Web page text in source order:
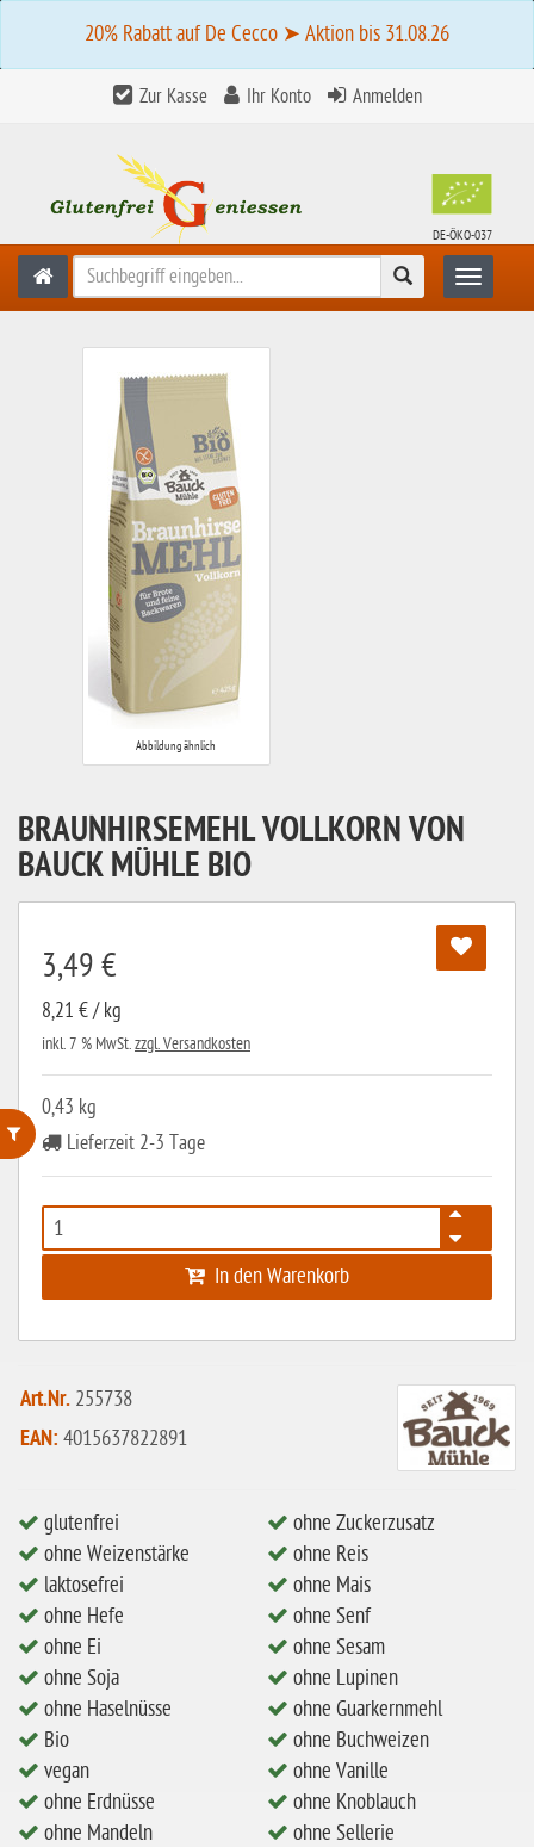
laktosefrei
ohne Haselnüsse
Bio
ohne Erdnüsse
eiweißarm / PKU
ohne Mandeln
ohne Milch
ohne Hafer
ohne Zuckerzusatz
ohne Reis
ohne Mais
20% Rabatt auf De Cecco ➤ Aktion bis 31.08.26
Zur Kasse Ihr Konto Anmelden
DE-ÖKO-037
Suchen Toggle
Abbildung ähnlich
BRAUNHIRSEMEHL VOLLKORN VON
BAUCK MÜHLE BIO
3,49 €
8,21 € / kg
inkl. 7 % MwSt.zzgl. Versandkosten
0,43 kg
Lieferzeit 2-3 Tage
In den Warenkorb
Art.Nr. 255738
EAN: 4015637822891
glutenfrei
ohne Weizenstärke
laktosefrei
ohne Hefe
ohne Ei
ohne Soja
ohne Haselnüsse
Bio
vegan
ohne Erdnüsse
ohne Mandeln
ohne Zuckerzusatz
ohne Reis
ohne Mais
ohne Senf
ohne Sesam
ohne Lupinen
ohne Guarkernmehl
ohne Buchweizen
ohne Vanille
ohne Knoblauch
ohne Sellerie